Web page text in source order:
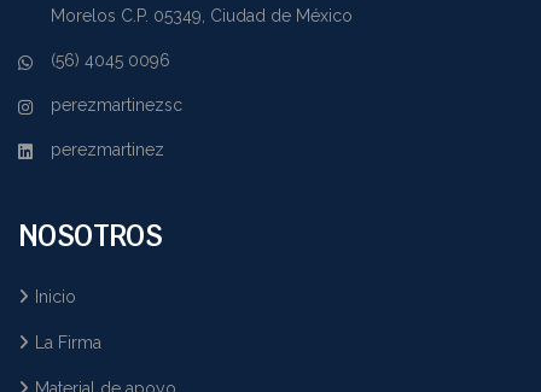
Morelos C.P. 05349, Ciudad de México
(56) 4045 0096
perezmartinezsc
perezmartinez
NOSOTROS
Inicio
La Firma